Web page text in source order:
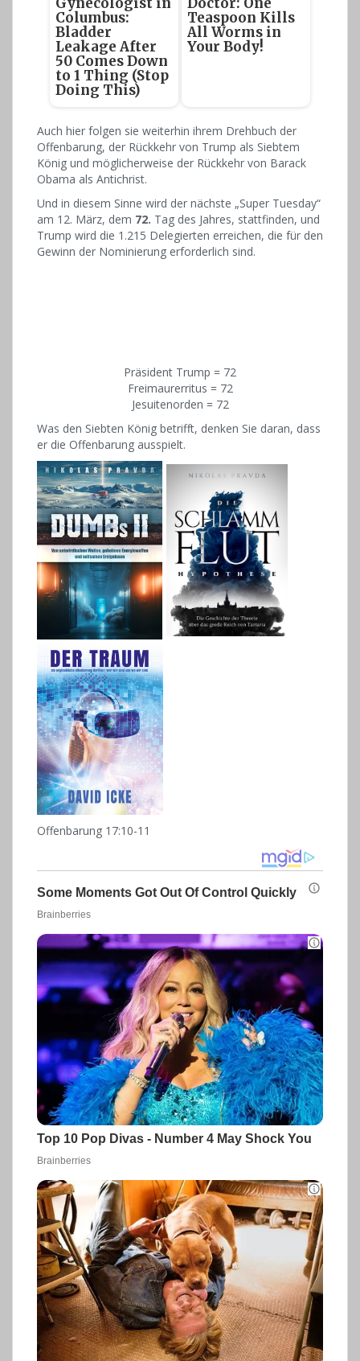
Gynecologist in
Columbus:
Bladder
Leakage After
50 Comes Down
to 1 Thing (Stop
Doing This)
Doctor: One
Teaspoon Kills
All Worms in
Your Body!
Auch hier folgen sie weiterhin ihrem Drehbuch der
Offenbarung, der Rückkehr von Trump als Siebtem
König und möglicherweise der Rückkehr von Barack
Obama als Antichrist.
Und in diesem Sinne wird der nächste „Super Tuesday“
am 12. März, dem 72. Tag des Jahres, stattfinden, und
Trump wird die 1.215 Delegierten erreichen, die für den
Gewinn der Nominierung erforderlich sind.
Präsident Trump = 72
Freimaurerritus = 72
Jesuitenorden = 72
Was den Siebten König betrifft, denken Sie daran, dass
er die Offenbarung ausspielt.
Offenbarung 17:10-11